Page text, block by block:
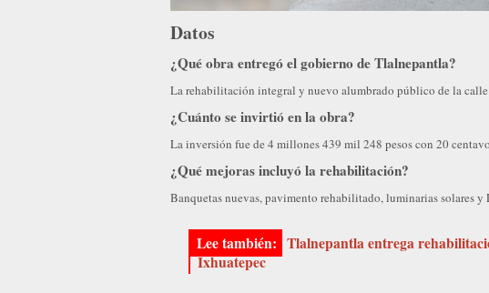
Datos
¿Qué obra entregó el gobierno de Tlalnepantla?
La rehabilitación integral y nuevo alumbrado público de la
¿Cuánto se invirtió en la obra?
La inversión fue de 4 millones 439 mil 248 pesos con 20
¿Qué mejoras incluyó la rehabilitación?
Banquetas nuevas, pavimento rehabilitado, luminarias solares
Tlalnepantla entrega
Ixhuatepec